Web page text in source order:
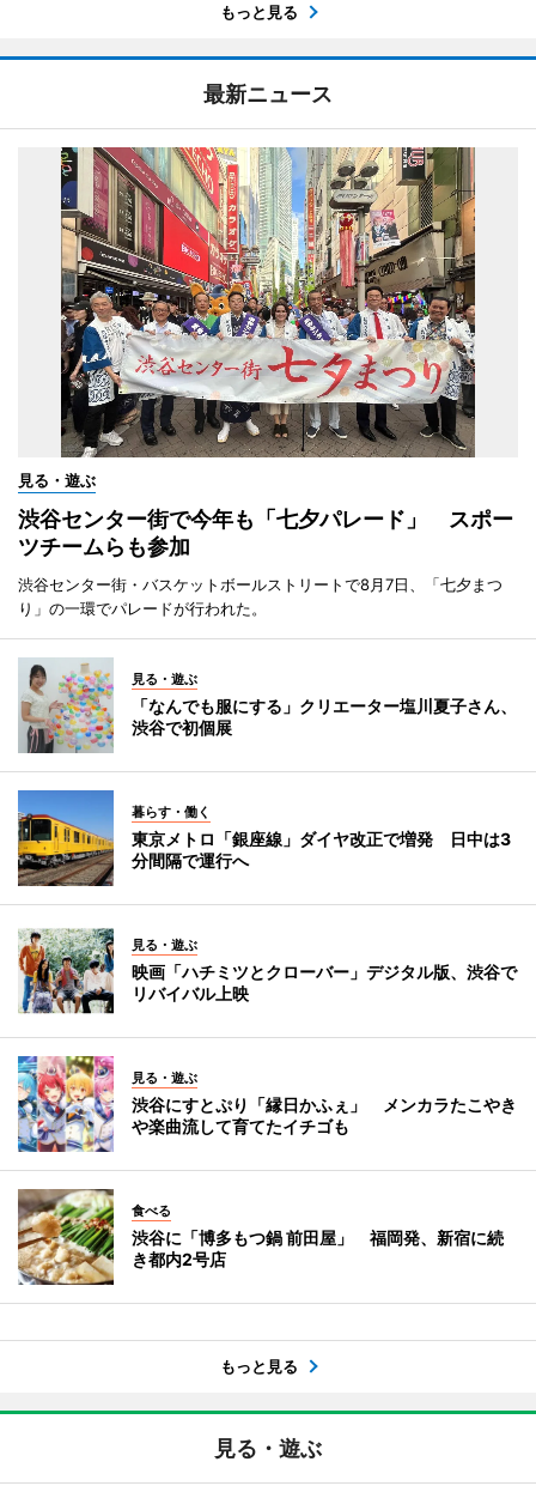
もっと見る
最新ニュース
見る・遊ぶ
渋谷センター街で今年も「七夕パレード」 スポー
ツチームらも参加
渋谷センター街・バスケットボールストリートで8月7日、「七夕まつ
り」の一環でパレードが行われた。
見る・遊ぶ
「なんでも服にする」クリエーター塩川夏子さん、
渋谷で初個展
暮らす・働く
東京メトロ「銀座線」ダイヤ改正で増発 日中は3
分間隔で運行へ
見る・遊ぶ
映画「ハチミツとクローバー」デジタル版、渋谷で
リバイバル上映
見る・遊ぶ
渋谷にすとぷり「縁日かふぇ」 メンカラたこやき
や楽曲流して育てたイチゴも
食べる
渋谷に「博多もつ鍋 前田屋」 福岡発、新宿に続
き都内2号店
もっと見る
見る・遊ぶ